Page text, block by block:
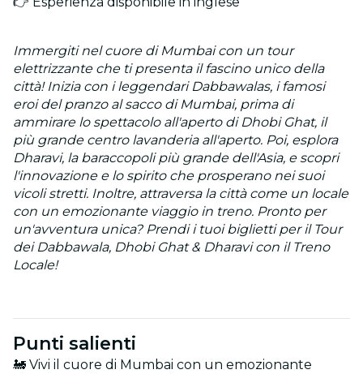
Immergiti nel cuore di Mumbai con un tour
elettrizzante che ti presenta il fascino unico della
città! Inizia con i leggendari Dabbawalas, i famosi
eroi del pranzo al sacco di Mumbai, prima di
ammirare lo spettacolo all'aperto di Dhobi Ghat, il
più grande centro lavanderia all'aperto. Poi, esplora
Dharavi, la baraccopoli più grande dell'Asia, e scopri
l'innovazione e lo spirito che prosperano nei suoi
vicoli stretti. Inoltre, attraversa la città come un locale
con un emozionante viaggio in treno. Pronto per
un'avventura unica? Prendi i tuoi biglietti per il Tour
dei Dabbawala, Dhobi Ghat & Dharavi con il Treno
Locale!
Punti salienti
🚂 Vivi il cuore di Mumbai con un emozionante